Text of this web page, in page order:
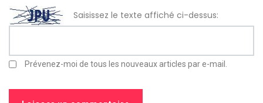
Saisissez le texte affiché ci-dessus:
Prévenez-moi de tous les nouveaux articles par e-mail.